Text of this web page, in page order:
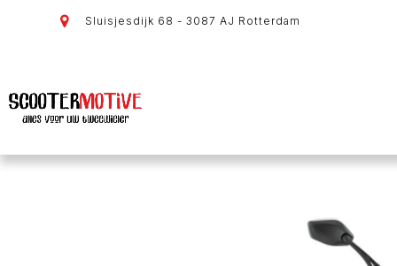
Sluisjesdijk 68 - 3087 AJ Rotterdam